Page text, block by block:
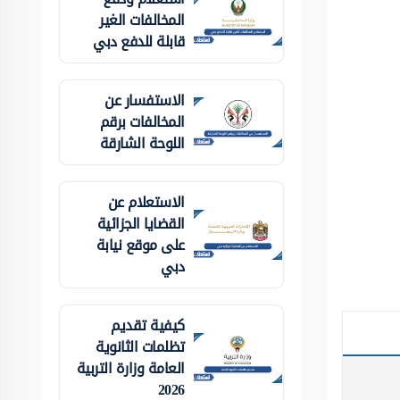
المخالفات الغير
قابلة للدفع دبي
الاستفسار عن
المخالفات برقم
اللوحة الشارقة
الاستعلام عن
القضايا الجزائية
على موقع نيابة
دبي
كيفية تقديم
تظلمات الثانوية
العامة وزارة التربية
2026